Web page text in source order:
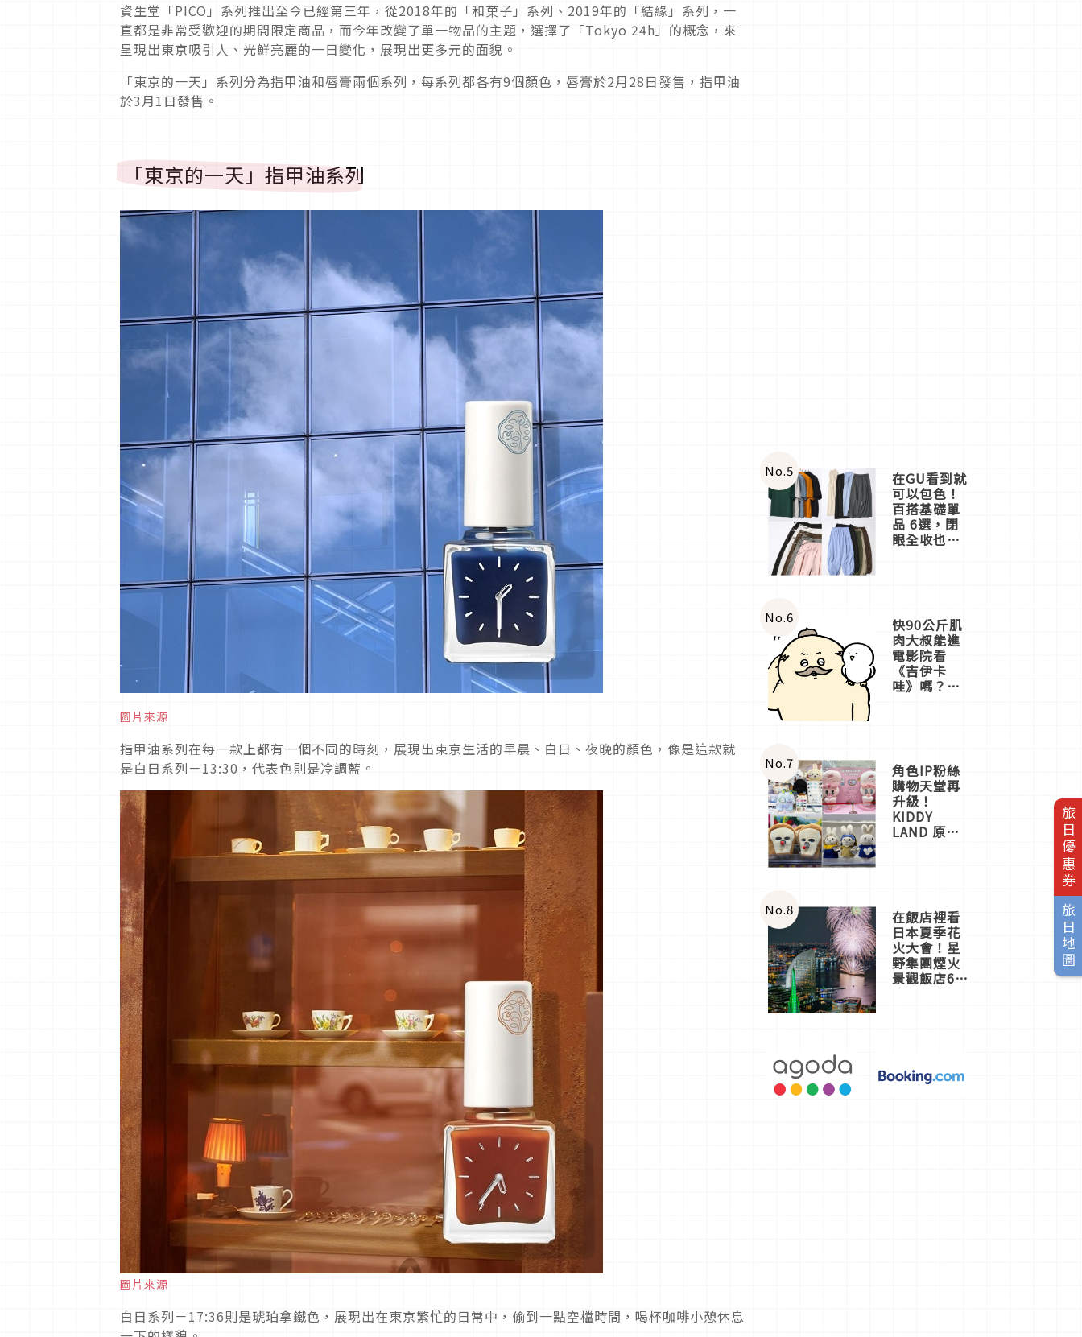
旅日優惠券
旅日地圖
資生堂「PICO」系列推出至今已經第三年，從2018年的「和菓子」系列、2019年的「結緣」系列，一
直都是非常受歡迎的期間限定商品，而今年改變了單一物品的主題，選擇了「Tokyo 24h」的概念，來
呈現出東京吸引人、光鮮亮麗的一日變化，展現出更多元的面貌。
「東京的一天」系列分為指甲油和唇膏兩個系列，每系列都各有9個顏色，唇膏於2月28日發售，指甲油
於3月1日發售。
「東京的一天」指甲油系列
圖片來源
指甲油系列在每一款上都有一個不同的時刻，展現出東京生活的早晨、白日、夜晚的顏色，像是這款就
是白日系列－13:30，代表色則是冷調藍。
圖片來源
白日系列－17:36則是琥珀拿鐵色，展現出在東京繁忙的日常中，偷到一點空檔時間，喝杯咖啡小憩休息
No.5 在GU看到就
可以包色！
百搭基礎單
品 6選，閉
眼全收也不
No.6 快90公斤肌
肉大叔能進
電影院看
《吉伊卡
哇》嗎？日
一同給出了
答案
No.7 角色IP粉絲
購物天堂再
升級！
KIDDY
LAND 原宿
店3分即達
No.8 在飯店裡看
日本夏季花
火大會！星
野集團煙火
景觀飯店6